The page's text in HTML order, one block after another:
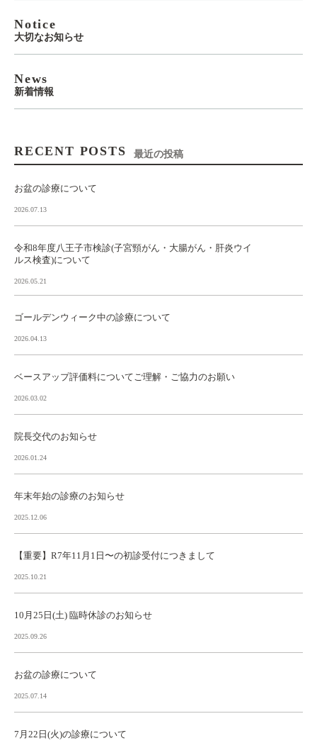
Notice
大切なお知らせ
News
新着情報
RECENT POSTS 最近の投稿
お盆の診療について
2026.07.13
令和8年度八王子市検診(子宮頸がん・大腸がん・肝炎ウイ
ルス検査)について
2026.05.21
ゴールデンウィーク中の診療について
2026.04.13
ベースアップ評価料についてご理解・ご協力のお願い
2026.03.02
院長交代のお知らせ
2026.01.24
年末年始の診療のお知らせ
2025.12.06
【重要】R7年11月1日〜の初診受付につきまして
2025.10.21
10月25日(土) 臨時休診のお知らせ
2025.09.26
お盆の診療について
2025.07.14
7月22日(火)の診療について